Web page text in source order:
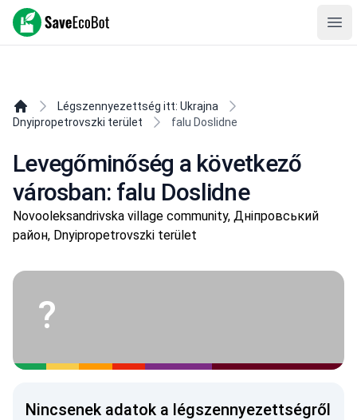
SaveEcoBot
Légszennyezettség itt: Ukrajna
Dnyipropetrovszki terület
falu Doslidne
Levegőminőség a következő
városban: falu Doslidne
Novooleksandrivska village community, Дніпровський
район, Dnyipropetrovszki terület
?
Nincsenek adatok a légszennyezettségről